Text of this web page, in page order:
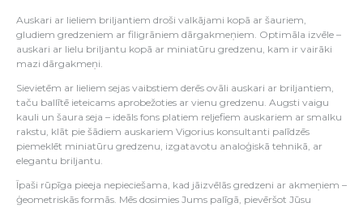
Auskari ar lieliem briljantiem droši valkājami kopā ar šauriem,
gludiem gredzeniem ar filigrāniem dārgakmeņiem. Optimāla izvēle –
auskari ar lielu briljantu kopā ar miniatūru gredzenu, kam ir vairāki
mazi dārgakmeņi.
Sievietēm ar lieliem sejas vaibstiem derēs ovāli auskari ar briljantiem,
taču ballītē ieteicams aprobežoties ar vienu gredzenu. Augsti vaigu
kauli un šaura seja – ideāls fons platiem reljefiem auskariem ar smalku
rakstu, klāt pie šādiem auskariem Vigorius konsultanti palīdzēs
piemeklēt miniatūru gredzenu, izgatavotu analoģiskā tehnikā, ar
elegantu briljantu.
Īpaši rūpīga pieeja nepieciešama, kad jāizvēlās gredzeni ar akmeņiem –
ģeometriskās formās. Mēs dosimies Jums palīgā, pievēršot Jūsu